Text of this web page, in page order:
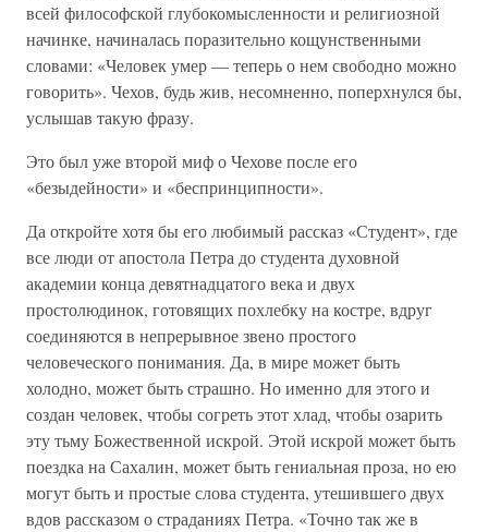
всей философской глубокомысленности и религиозной
начинке, начиналась поразительно кощунственными
словами: «Человек умер — теперь о нем свободно можно
говорить». Чехов, будь жив, несомненно, поперхнулся бы,
услышав такую фразу.
Это был уже второй миф о Чехове после его
«безыдейности» и «беспринципности».
Да откройте хотя бы его любимый рассказ «Студент», где
все люди от апостола Петра до студента духовной
академии конца девятнадцатого века и двух
простолюдинок, готовящих похлебку на костре, вдруг
соединяются в непрерывное звено простого
человеческого понимания. Да, в мире может быть
холодно, может быть страшно. Но именно для этого и
создан человек, чтобы согреть этот хлад, чтобы озарить
эту тьму Божественной искрой. Этой искрой может быть
поездка на Сахалин, может быть гениальная проза, но ею
могут быть и простые слова студента, утешившего двух
вдов рассказом о страданиях Петра. «Точно так же в